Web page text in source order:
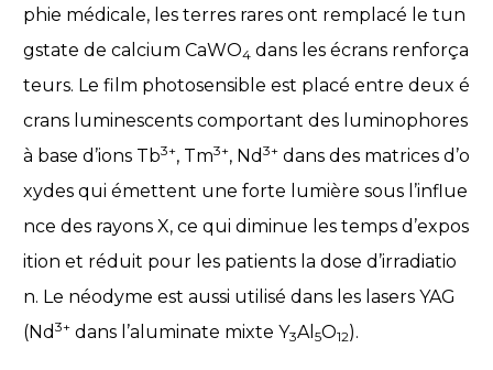
phie médicale, les terres rares ont remplacé le tun
gstate de calcium CaWO4 dans les écrans renforça
teurs. Le film photosensible est placé entre deux é
crans luminescents comportant des luminophores
à base d’ions Tb3+, Tm3+, Nd 3+dans des matrices d’o
xydes qui émettent une forte lumière sous l’influe
nce des rayons X, ce qui diminue les temps d’expos
ition et réduit pour les patients la dose d’irradiatio
n. Le néodyme est aussi utilisé dans les lasers YAG
(Nd 3+dans l’aluminate mixte Y3Al 5O12).